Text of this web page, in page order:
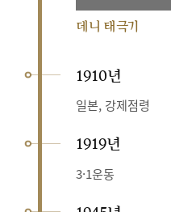
데니 태극기
1910년
일본, 강제점령
1919년
3·1운동